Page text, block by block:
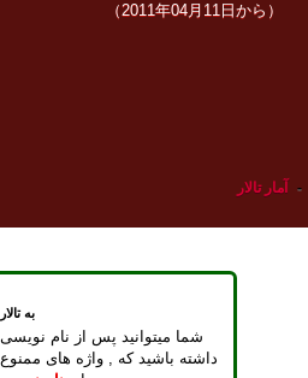
به تالار
شما میتوانید پس از نام
داشته باشید که , واژه های
（2011年04月11日から）
- آمار تالار